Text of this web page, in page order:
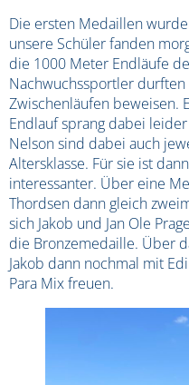
Die ersten Medaillen
unsere Schüler fanden
die 1000 Meter Endläufe
Nachwuchssportler
Zwischenläufen beweisen.
Endlauf sprang dabei
Nelson sind dabei auch
Altersklasse. Für sie ist
interessanter. Über eine
Thordsen dann gleich
sich Jakob und Jan Ole
die Bronzemedaille. Über
Jakob dann nochmal mit
Para Mix freuen.